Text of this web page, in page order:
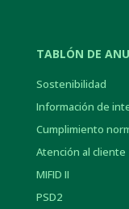
TABLÓN DE
Sostenibilidad
Información de
Cumplimiento
Atención al cliente
MIFID II
PSD2